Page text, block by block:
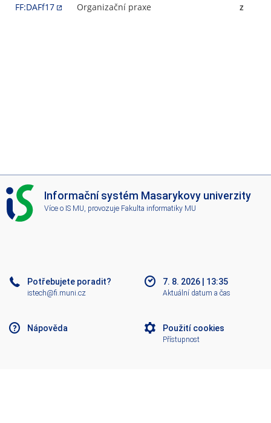
FF:DAFf17 Organizační praxe z
I
S
M
Informační systém Masarykovy univerzity
Více o IS MU, provozuje Fakulta informatiky MU
Potřebujete poradit?
istech@fi.muni.cz
Nápověda
7. 8. 2026 13:35
Aktuální datum a čas
Použití cookies
Přístupnost